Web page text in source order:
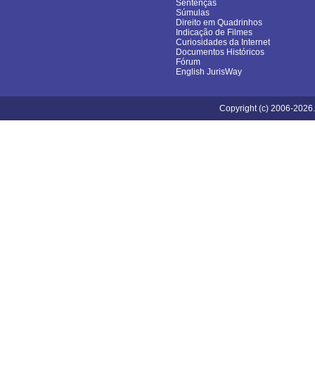
Sentenças
Súmulas
Direito em Quadrinhos
Indicação de Filmes
Curiosidades da Internet
Documentos Históricos
Fórum
English JurisWay
Copyright (c) 2006-